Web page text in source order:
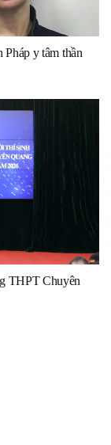
Pháp y tâm thần
THPT Chuyên